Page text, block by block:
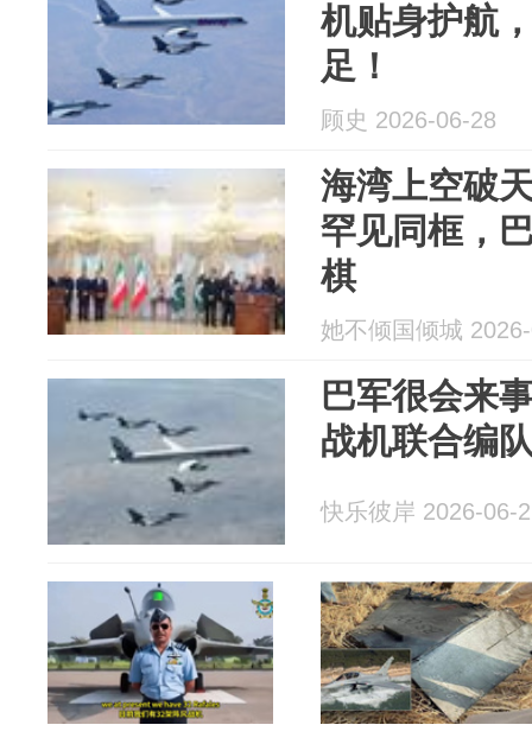
机贴身护航
足！
顾史 2026-06-28
海湾上空破
罕见同框，
棋
她不倾国倾城
巴军很会来
战机联合编
快乐彼岸 2026-06-